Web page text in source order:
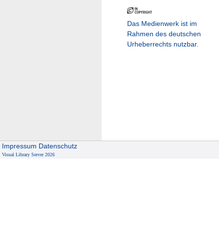
Das Medienwerk ist im
Rahmen des deutschen
Urheberrechts nutzbar.
Impressum Datenschutz
Visual Library Server 2026